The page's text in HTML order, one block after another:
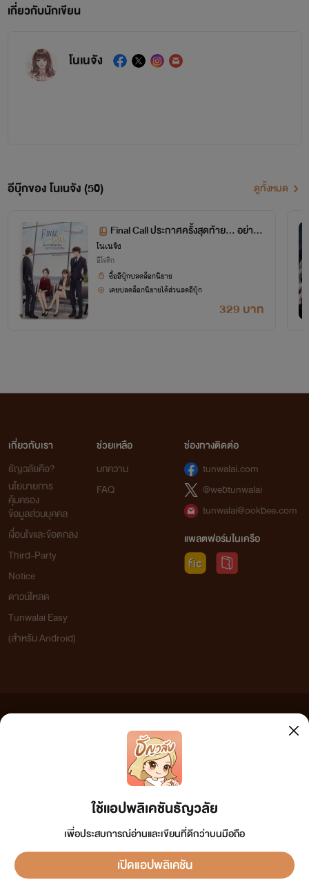
เกี่ยวกับนักเขียน
โนเนจัง
©ห้ามคัดลอก หรือดัดแปลง
ลิขสิทธิ์เป็นของผู้สร้างสรรค์แต่เพียงผู้เดียว และเป็นของบริษัท โนเนจัง จำกัด
การเผยแพร่ ทำซ้ำ ดัดแปลงที่ไม่ได้รับอนุญาตแม้แต่บรรทัดเดียว
มาตรา15 27 31
มีโทษปรับตั้งแต่ 100,000 - 800,000 บาท หรือ
_____________
อีบุ๊กของ โนเนจัง (50) ดูทั้งหมด
Final Call ประกาศครั้งสุดท้าย... อย่าท้า
ทายกัปตัน
โนเนจัง
อีโรติก
329 บาท
ซื้ออีบุ๊กปลดล็อกนิยาย
เคยปลดล็อกนิยายได้ส่วนลดอีบุ๊ก
ใช้แอปพลิเคชันธัญวลัย
เพื่อประสบการณ์อ่านและเขียนที่ดีกว่าบนมือถือ
เปิดแอปพลิเคชัน
เกี่ยวกับเรา
ธัญวลัยคือ?
นโยบายการ
คุ้มครอง
ข้อมูลส่วนบุคคล
เงื่อนไขและข้อตกลง
Third-Party
Notice
ดาวน์โหลด
Tunwalai Easy
(สำหรับ Android)
ช่วยเหลือ
บทความ
FAQ
ช่องทางติดต่อ
tunwalai.com
@webtunwalai
tunwalai@ookbee.com
แพลตฟอร์มในเครือ
เว็บไซต์แห่งนี้ไม่ได้เห็นด้วยและไม่ขอรับผิดชอบต่อข้อความใดๆ ทั้งสิ้น ดังนั้นผู้อ่านทุกท่านโปรดใช้
วิจารณญาณในการกลั่นกรองด้วยตนเอง และหากท่านพบข้อความใดๆ ที่ขัดต่อกฎหมายและศีลธรรม
เพื่อทีมงานจะได้ดำเนินการในทันที ทั้งนี้ ทางเว็บไซต์ขอสงวน
ลิขสิทธิ์ตามพระราชบัญญัติลิขสิทธิ์ (ฉบับเพิ่มเติม) พ.ศ.2558